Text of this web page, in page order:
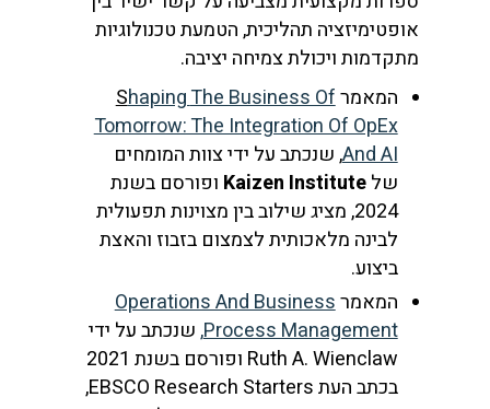
אופטימיזציה תהליכית, הטמעת טכנולוגיות
מתקדמות ויכולת צמיחה יציבה.
המאמר
SHapingThe Business Of
Tomorrow: The Integration Of OpEx
And AI, שנכתב על ידי צוות המומחים
Kaizen Instituteופורסם בשנת
2024, מציג שילוב בין מצוינות תפעולית
לבינה מלאכותית לצמצום בזבוז והאצת
ביצוע.
המאמרOperations And Business
Process Management
,שנכתב על ידי
Ruth A. Wienclaw ופורסם בשנת 2021
בכתב העת EBSCO Research Starters,